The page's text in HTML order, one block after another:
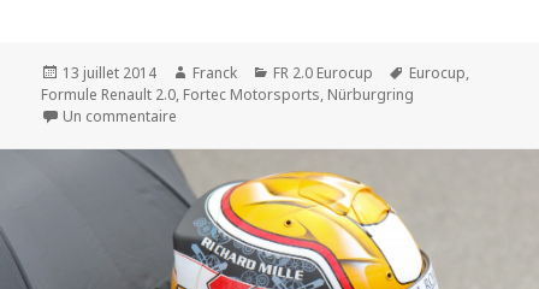
Publié
le
13 juillet 2014 Auteur
Franck Catégories
FR 2.0 Eurocup
Mots-
clés
Eurocup,
Formule Renault 2.0, Fortec Motorsports, Nürburgring
Un commentaire